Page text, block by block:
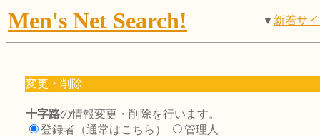
Men's Net Search! ▼ 新着サ
変更・削除
十字路の情報変更・削除を行います。
登録者（通常はこちら）
管理人